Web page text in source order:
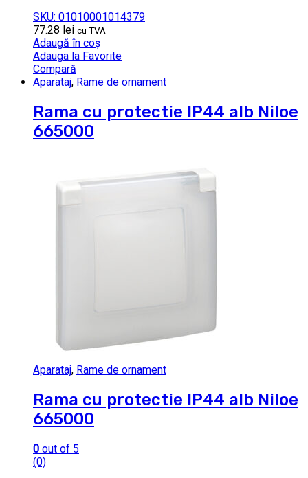
SKU: 01010001014379
77.28 lei cu TVA
Adaugă în coș
Adauga la Favorite
Compară
Aparataj, Rame de ornament
Rama cu protectie IP44 alb Niloe
665000
Aparataj, Rame de ornament
Rama cu protectie IP44 alb Niloe
665000
0 out of 5
(0)